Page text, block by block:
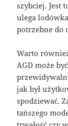
szybciej. Jest
ulega
potrzebne do
Warto
AGD może
jak był
spodziewać.
tańszego